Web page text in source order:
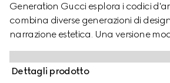
Generation Gucci esplora i codici
combina diverse generazioni di
narrazione estetica. Una versione
impreziosisce il prêt-à-porter
risalto texture elevate e dettagli
Realizzata in jersey di cotone, questa
Dettagli prodotto